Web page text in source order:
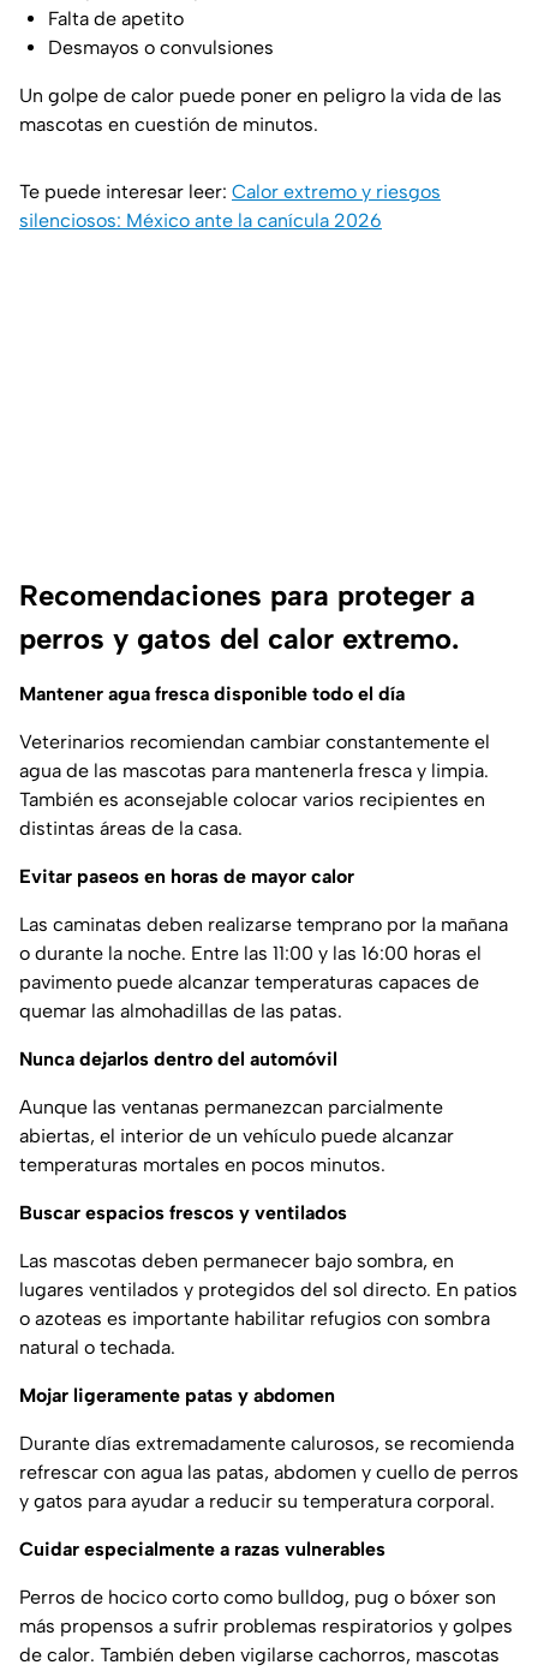
Falta de apetito
Desmayos o convulsiones
Un golpe de calor puede poner en peligro la vida de las
mascotas en cuestión de minutos.
Te puede interesar leer: Calor extremo y riesgos
silenciosos: México ante la canícula 2026
Recomendaciones para proteger a
perros y gatos del calor extremo.
Mantener agua fresca disponible todo el día
Veterinarios recomiendan cambiar constantemente el
agua de las mascotas para mantenerla fresca y limpia.
También es aconsejable colocar varios recipientes en
distintas áreas de la casa.
Evitar paseos en horas de mayor calor
Las caminatas deben realizarse temprano por la mañana
o durante la noche. Entre las 11:00 y las 16:00 horas el
pavimento puede alcanzar temperaturas capaces de
quemar las almohadillas de las patas.
Nunca dejarlos dentro del automóvil
Aunque las ventanas permanezcan parcialmente
abiertas, el interior de un vehículo puede alcanzar
temperaturas mortales en pocos minutos.
Buscar espacios frescos y ventilados
Las mascotas deben permanecer bajo sombra, en
lugares ventilados y protegidos del sol directo. En patios
o azoteas es importante habilitar refugios con sombra
natural o techada.
Mojar ligeramente patas y abdomen
Durante días extremadamente calurosos, se recomienda
refrescar con agua las patas, abdomen y cuello de perros
y gatos para ayudar a reducir su temperatura corporal.
Cuidar especialmente a razas vulnerables
Perros de hocico corto como bulldog, pug o bóxer son
más propensos a sufrir problemas respiratorios y golpes
de calor. También deben vigilarse cachorros, mascotas